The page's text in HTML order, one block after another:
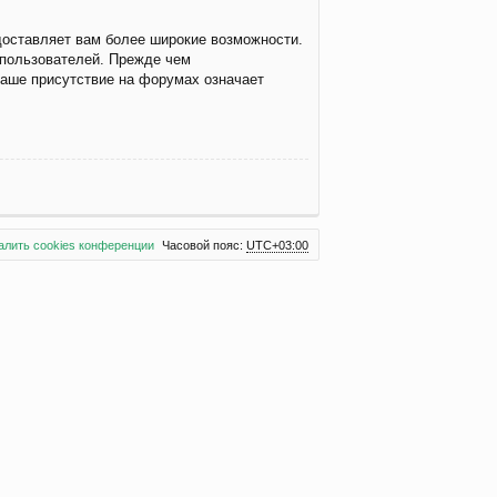
вам более широкие возможности.
Прежде чем
присутствие на форумах означает
Часовой пояс: UTC+03:00
cookies конференции